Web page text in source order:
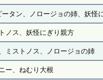
タン、ノロージョの姉、妖怪
ノス、妖怪にぎり親方
ミストノス、ノロージョの姉
ー、ねむり大根